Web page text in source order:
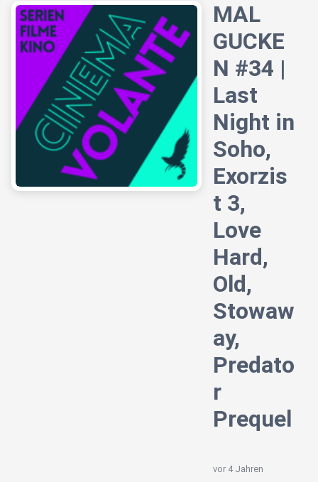
MAL
GUCKE
N #34 |
Last
Night in
Soho,
Exorzis
t 3,
Love
Hard,
Old,
Stowaw
ay,
Predato
r
Prequel
vor 4 Jahren